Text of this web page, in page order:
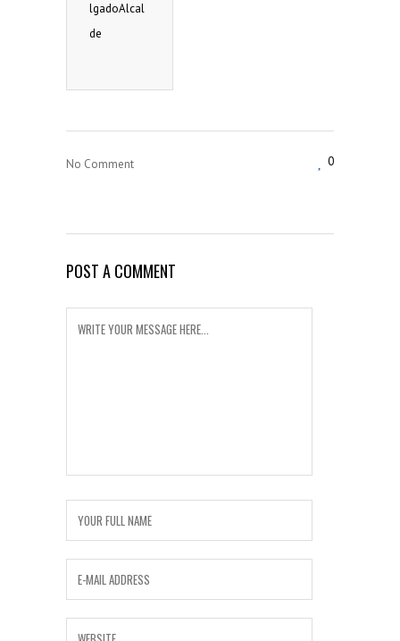
lgadoAlcal
de
No Comment 0
POST A COMMENT